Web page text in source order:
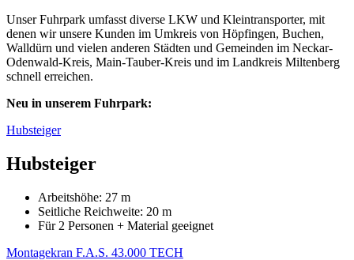
Unser Fuhrpark umfasst diverse LKW und Kleintransporter, mit
denen wir unsere Kunden im Umkreis von Höpfingen, Buchen,
Walldürn und vielen anderen Städten und Gemeinden im Neckar-
Odenwald-Kreis, Main-Tauber-Kreis und im Landkreis Miltenberg
schnell erreichen.
Neu in unserem Fuhrpark:
Hubsteiger
Hubsteiger
Arbeitshöhe: 27 m
Seitliche Reichweite: 20 m
Für 2 Personen + Material geeignet
Montagekran F.A.S. 43.000 TECH